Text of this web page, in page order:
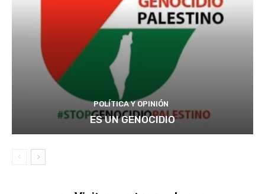
POLÍTICA Y OPINIÓN
ES UN GENOCIDIO